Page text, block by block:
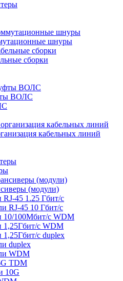
шнуры
сборки
ВОЛС
кабельных линий
(модули)
RJ-45 1.25 Гбит/c
RJ-45 10 Гбит/c
10/100Мбит/с WDM
1,25Гбит/с WDM
1,25Гбит/с duplex
duplex
WDM
TDM
10G